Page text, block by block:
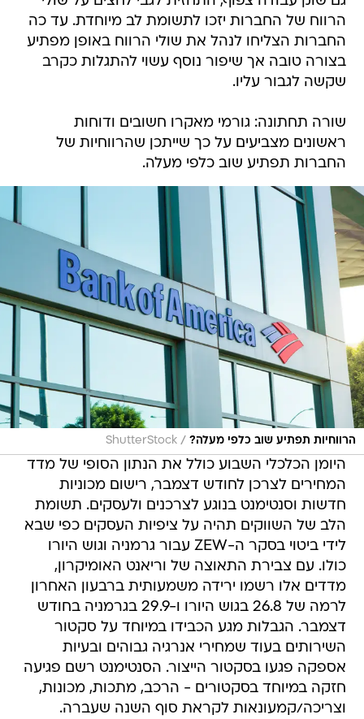
הרווח של החברות יזכו לתשומת לב מיוחדת. עד כה
החברות הצליחו לנהל את שולי הרווח באופן מפתיע
בצורה טובה אך שיפור נוסף עשוי להתגלות כקרב
שקשה לגבור עליו.
שורה תחתונה: גורמי מאקרו חשובים ודוחות
ראשונים מצביעים על כך שייתכן שהרווחיות של
החברות תפתיע שוב כלפי מעלה.
הרווחיות תפתיע שוב כלפי מעלה? /
ShutterStock
היומן הכלכלי השבוע כולל את הנתון הסופי של מדד
המחירים לצרכן לחודש דצמבר, רישום מכוניות
חדשות וסנטימנט בנוגע לצרכנים ולעסקים. תשומת
הלב של השווקים תהיה על ציפיות העסקים כפי שבא
לידי ביטוי בסקר ה-ZEW עבור גרמניה וגוש היורו
כולו. עם צבירת התאוצה של וריאנט האומיקרון,
מדדים אלו רשמו ירידה משמעותית ברבעון האחרון
לרמה של 26.8 בגוש היורו ו-29.9 בגרמניה בחודש
דצמבר. הגבלות מגע הכבידו במיוחד על סקטור
השירותים בעוד שמחירי אנרגיה גבוהים ובעיות
אספקה פגעו בסקטור הייצור. הסנטימנט רשם פגיעה
חזקה במיוחד בסקטורים - הרכב, מתכות, מכונות,
וצריכה/קמעונאות לקראת סוף השנה שעברה.